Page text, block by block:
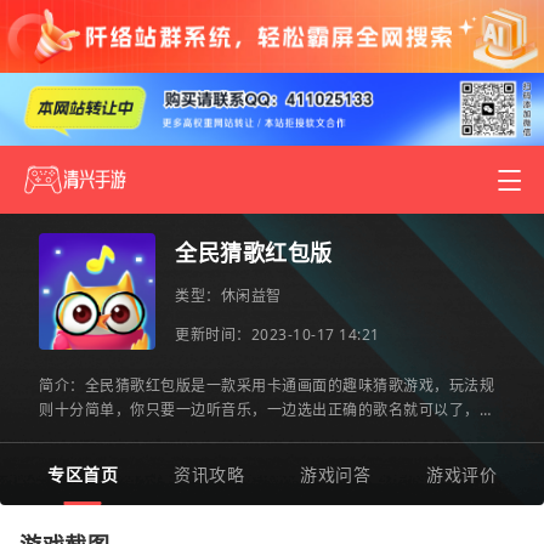
全民猜歌红包版
类型： 休闲益智
更新时间：2023-10-17 14:21
简介：全民猜歌红包版是一款采用卡通画面的趣味猜歌游戏，玩法规
则十分简单，你只要一边听音乐，一边选出正确的歌名就可以了，操
专区首页 资讯攻略 游戏问答 游戏评价